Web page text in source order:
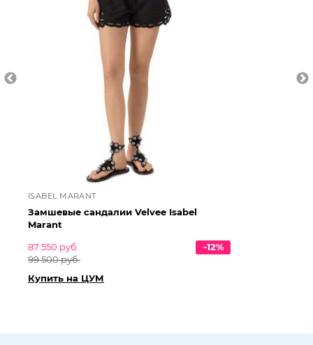
ISABEL MARANT
Замшевые сандалии Velvee Isabel
Marant
87 550 руб.
99 500 руб.
-12%
Купить на ЦУМ